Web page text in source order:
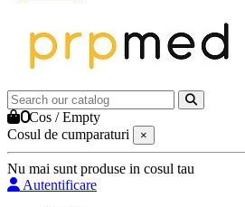
0Cos /Empty
Cosul de cumparaturi
×
Nu mai sunt produse in cosul tau
Autentificare